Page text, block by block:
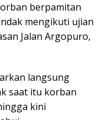
berpamitan
mengikuti ujian
Jalan Argopuro,
langsung
saat itu korban
kini